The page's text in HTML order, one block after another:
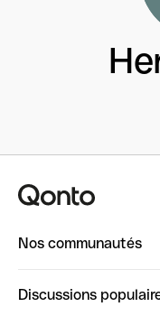
Nos communautés
Discussions